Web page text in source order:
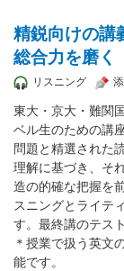
精鋭向けの講
総合力を磨く
リスニング
東大・京大・難関
ベル生のための講
問題と精選された
理解に基づき、そ
造の的確な把握を
スニングとライテ
す。最終講のテス
＊授業で扱う英文
能です。